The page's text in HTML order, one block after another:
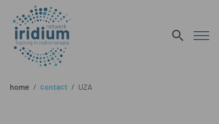
home / contact / UZA